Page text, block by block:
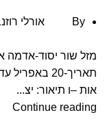
By אורלי
מזל שור יסוד-אדמה
אות –ו תיאור: יצ...
Continue reading